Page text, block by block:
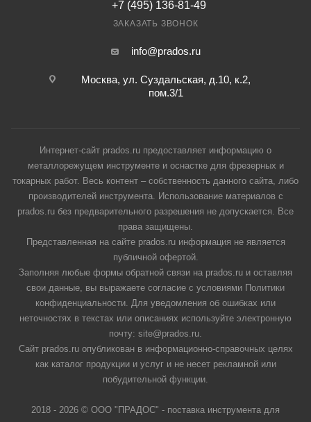
+7 (495) 136-81-49
ЗАКАЗАТЬ ЗВОНОК
info@prados.ru
Москва, ул. Суздальская, д.10, к.2,
пом.3/1
Интернет-сайт prados.ru предоставляет информацию о
металлорежущем инструменте и оснастке для фрезерных и
токарных работ. Весь контент – собственность данного сайта, либо
производителей инструмента. Использование материалов с
prados.ru без предварительного разрешения не допускается. Все
права защищены.
Представленная на сайте prados.ru информация не является
публичной офертой.
Заполняя любые формы обратной связи на prados.ru и оставляя
свои данные, вы выражаете согласие с условиями Политики
конфиденциальности. Для уведомления об ошибках или
неточностях в текстах или описаниях используйте электронную
почту: site@prados.ru.
Сайт prados.ru опубликован в информационно-справочных целях
как каталог продукции и услуг и не несет рекламной или
побудительной функции.
2018 - 2026 © ООО "ПРАДОС" - поставка инструмента для